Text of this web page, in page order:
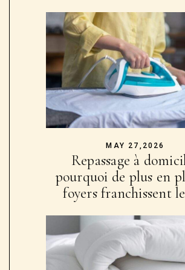
MAY 27,2026
Repassage à
pourquoi de plus en
foyers franchissent